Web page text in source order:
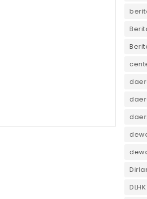
DLHK